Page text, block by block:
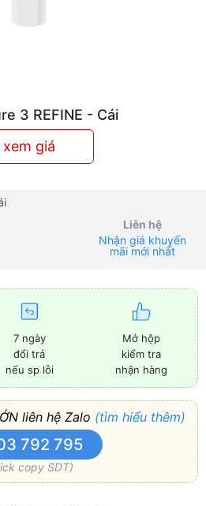
3 REFINE - Cái
giá
Liên hệ
Nhận giá khuyến
mãi mới nhất
7 ngày
đổi trả
nếu sp lỗi
Mở hộp
kiểm tra
nhận hàng
liên hệ Zalo (tìm hiểu thêm)
792 795
copy SDT)